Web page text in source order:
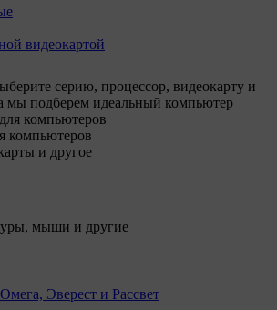
видеокартой
серию, процессор, видеокарту и
мы подберем идеальный компьютер
компьютеров
и другое
мыши и другие
Эверест и Рассвет